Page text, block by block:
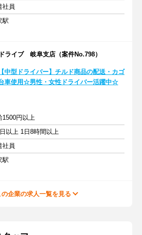
社員
駅
ライブ 岐阜支店（案件No.798）
【中型ドライバー】チルド商品の配送・カゴ
車使用☆男性・女性ドライバー活躍中☆
1500円以上
以上 1日8時間以上
社員
駅
の企業の求人一覧を見る